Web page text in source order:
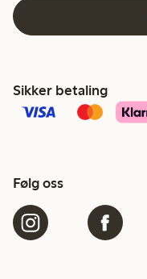
Sikker betaling
Følg oss